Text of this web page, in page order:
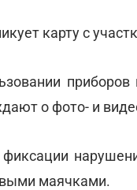
карту с
о фото- и
маячками.